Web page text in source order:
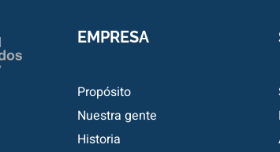
EMPRESA
Propósito
Nuestra gente
Historia